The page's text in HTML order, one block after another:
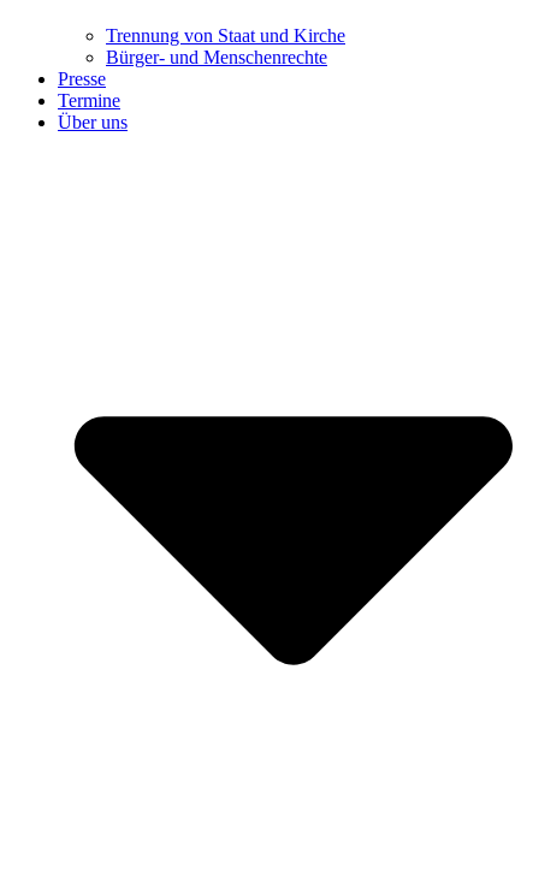
Trennung ​​​​​​​von Staat und Kirche
Bürger- und Menschenrechte
Presse
Termine
Über uns